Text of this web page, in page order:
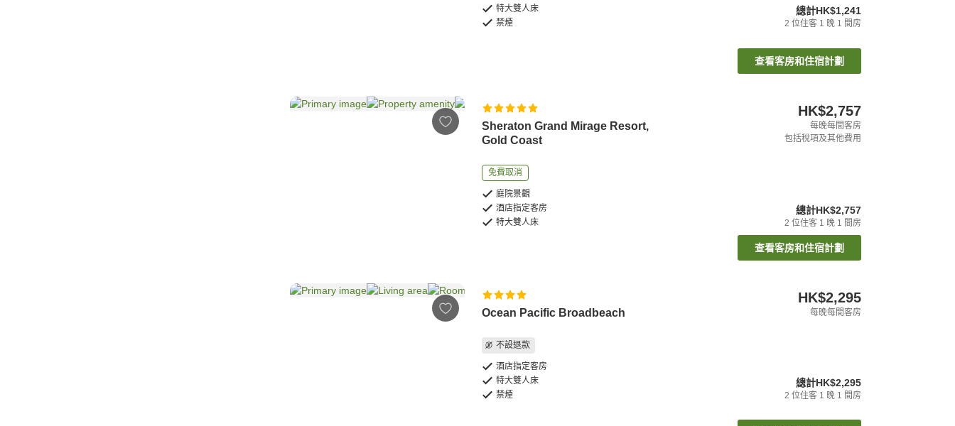
特大雙人床
禁煙
總計HK$1,241
2 位住客 1 晚 1 間房
查看客房和住宿計劃
Sheraton Grand Mirage Resort,
Gold Coast
免費取消
庭院景觀
酒店指定客房
特大雙人床
HK$2,757
每晚每間客房
包括稅項及其他費用
總計HK$2,757
2 位住客 1 晚 1 間房
查看客房和住宿計劃
Ocean Pacific Broadbeach
不設退款
酒店指定客房
特大雙人床
禁煙
HK$2,295
每晚每間客房
總計HK$2,295
2 位住客 1 晚 1 間房